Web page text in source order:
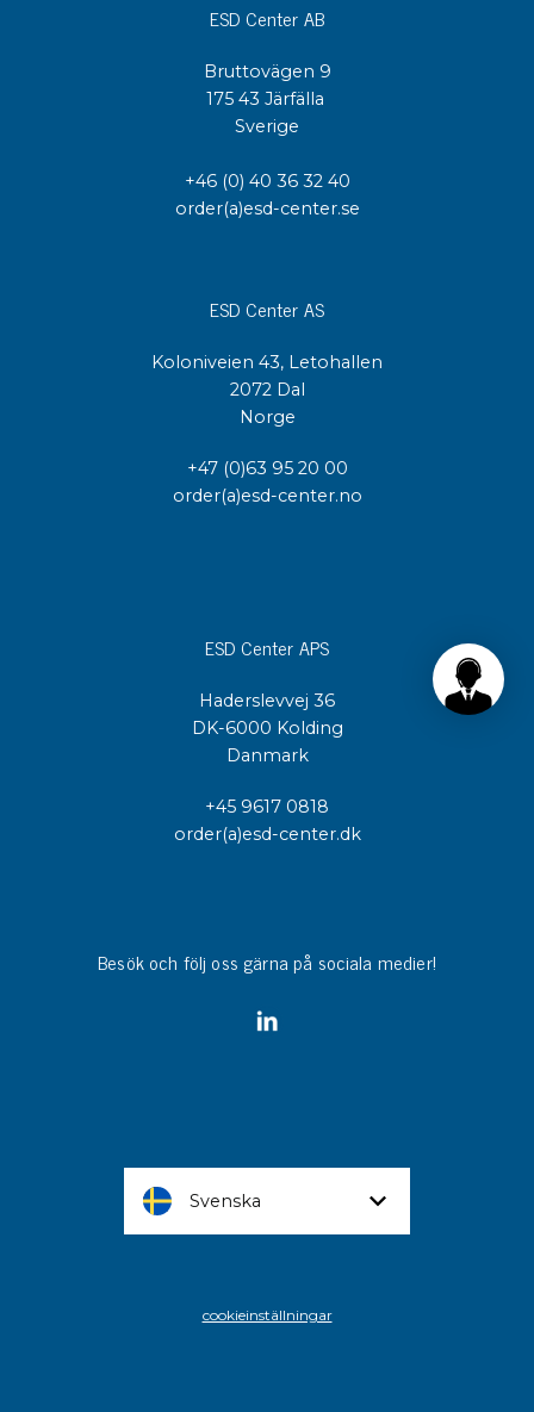
ESD Center AB
Bruttovägen 9
175 43 Järfälla
Sverige
+46 (0) 40 36 32 40
order(a)esd-center.se
ESD Center AS
Koloniveien 43, Letohallen
2072 Dal
Norge
+47 (0)63 95 20 00
order(a)esd-center.no
ESD Center APS
Haderslevvej 36
DK-6000 Kolding
Danmark
+45 9617 0818
order(a)esd-center.dk
Besök och följ oss gärna på sociala medier!
Svenska
cookieinställningar